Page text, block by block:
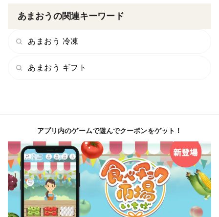
あまおうの関連キーワード
あまおう 冷凍
あまおう ギフト
アプリ内のゲームで遊んでクーポンをゲット！